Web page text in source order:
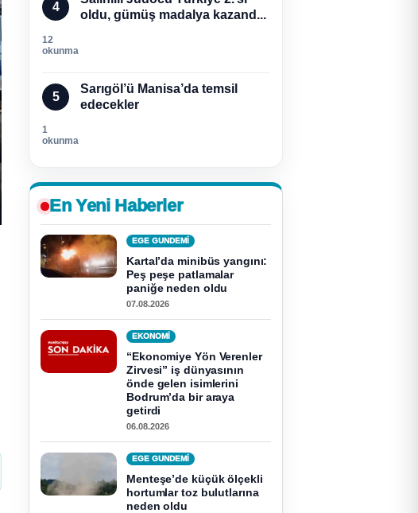
4
oldu, gümüş madalya kazand...
12
okunma
5
Sarıgöl’ü Manisa’da temsil
edecekler
1
okunma
En Yeni Haberler
EGE GUNDEMİ
Kartal’da minibüs yangını:
Peş peşe patlamalar
paniğe neden oldu
07.08.2026
EKONOMI
“Ekonomiye Yön Verenler
Zirvesi” iş dünyasının
önde gelen isimlerini
Bodrum’da bir araya
getirdi
06.08.2026
EGE GUNDEMİ
Menteşe’de küçük ölçekli
hortumlar toz bulutlarına
neden oldu